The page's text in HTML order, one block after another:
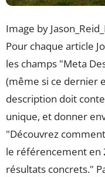
Image by
Pour chaque article
les champs "Meta
(même si ce dernier
description doit
unique, et donner
"Découvrez
le référencement en
résultats concrets."